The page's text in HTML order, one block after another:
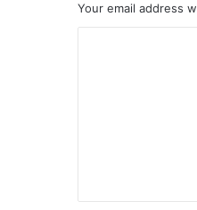
Your email address
t